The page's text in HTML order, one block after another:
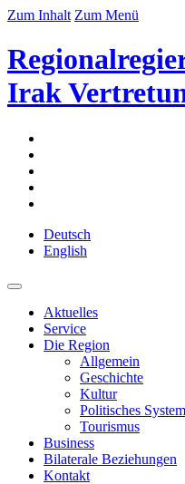
Zum Inhalt Zum Menü
Irak
Deutsch
English
Aktuelles
Service
Die Region
Allgemein
Geschichte
Kultur
Politisches System
Tourismus
Business
Bilaterale Beziehungen
Kontakt